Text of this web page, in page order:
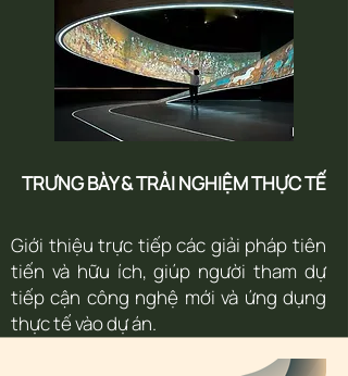
TRƯNG BÀY & TRẢI NGHIỆM THỰC TẾ
Giới thiệu trực tiếp các giải pháp tiên
tiến và hữu ích, giúp người tham dự
tiếp cận công nghệ mới và ứng dụng
thực tế vào dự án.